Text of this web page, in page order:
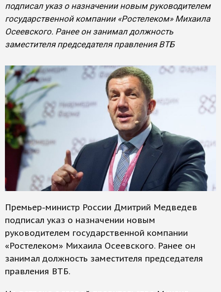
подписал указ о назначении новым руководителем
государственной компании «Ростелеком» Михаила
Осеевского. Ранее он занимал должность
заместителя председателя правления ВТБ
Премьер-министр России Дмитрий Медведев
подписал указ о назначении новым
руководителем государственной компании
«Ростелеком» Михаила Осеевского. Ранее он
занимал должность заместителя председателя
правления ВТБ.